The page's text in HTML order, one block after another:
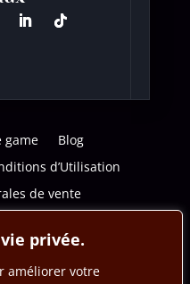
privée.
améliorer votre
game
Blog
d’Utilisation
de vente